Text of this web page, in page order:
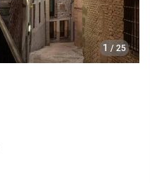
1 / 25